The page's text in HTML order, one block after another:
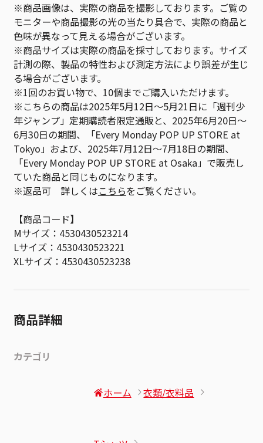
※商品画像は、実際の商品を撮影しております。ご覧の
モニターや商品撮影の光の当たり具合で、実際の商品と
色味が異なって見える場合がございます。
※商品サイズは実際の商品を採寸しております。サイズ
計測の際、製品の特性および測定方法により誤差が生じ
る場合がございます。
※1回のお買い物で、10個までご購入いただけます。
※こちらの商品は2025年5月12日～5月21日に「週刊少
年ジャンプ」定期購読者限定通販と、2025年6月20日～
6月30日の期間、「Every Monday POP UP STORE at
Tokyo」および、2025年7月12日～7月18日の期間、
「Every Monday POP UP STORE at Osaka」で販売し
ていた商品と同じものになります。
※返品可 詳しくはこちらをご覧ください。
【商品コード】
Mサイズ：4530430523214
Lサイズ：4530430523221
XLサイズ：4530430523238
商品詳細
カテゴリ
ホーム 衣類/衣料品